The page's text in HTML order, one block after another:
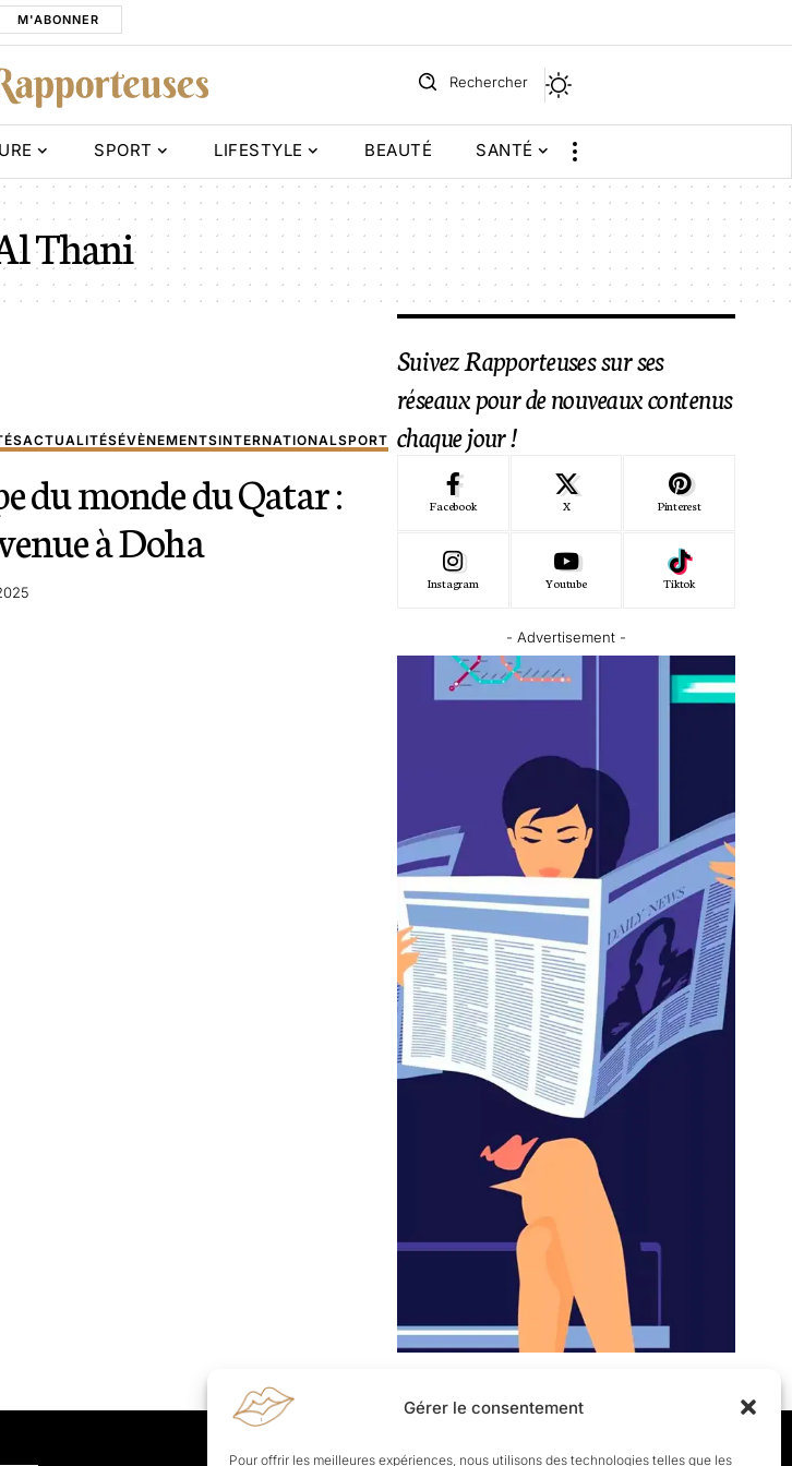
Gérer le consentement
Pour offrir les meilleures expériences, nous utilisons des technologies telles que les
M'ABONNER
Rechercher
SPORT LIFESTYLE BEAUTÉ SANTÉ
Thani
ACTUALITÉSÉVÈNEMENTSINTERNATIONALSPORT
du monde du Qatar :
à Doha
Suivez Rapporteuses sur ses
réseaux pour de nouveaux contenus
chaque jour !
Facebook X Pinterest
Instagram Youtube Tiktok
- Advertisement -